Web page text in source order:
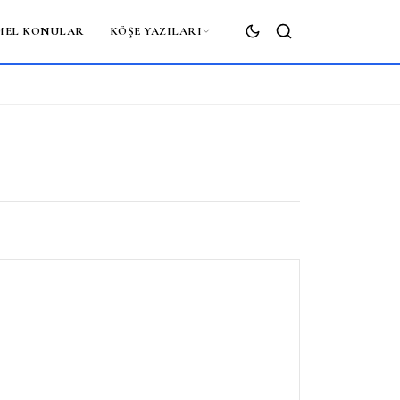
KONULAR KÖŞE YAZILARI
ARA